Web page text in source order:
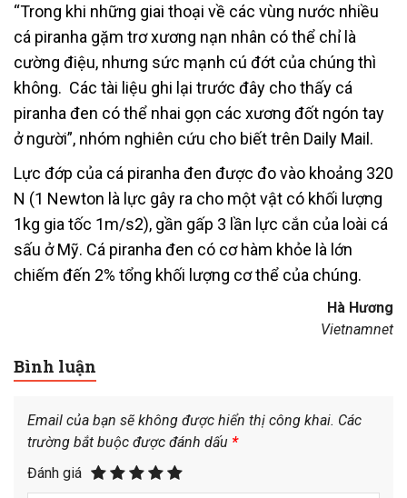
“Trong khi những giai thoại về các vùng nước nhiều
cá piranha gặm trơ xương nạn nhân có thể chỉ là
cường điệu, nhưng sức mạnh cú đớt của chúng thì
không. Các tài liệu ghi lại trước đây cho thấy cá
piranha đen có thể nhai gọn các xương đốt ngón tay
ở người”, nhóm nghiên cứu cho biết trên Daily Mail.
Lực đớp của cá piranha đen được đo vào khoảng 320
N (1 Newton là lực gây ra cho một vật có khối lượng
1kg gia tốc 1m/s2), gần gấp 3 lần lực cắn của loài cá
sấu ở Mỹ. Cá piranha đen có cơ hàm khỏe là lớn
chiếm đến 2% tổng khối lượng cơ thể của chúng.
Hà Hương
Vietnamnet
Bình luận
Email của bạn sẽ không được hiển thị công khai. Các
trường bắt buộc được đánh dấu *
Đánh giá